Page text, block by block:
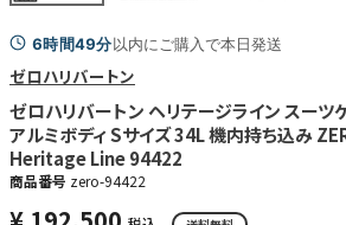
6時間48分以内にご購入で本日発送
ゼロハリバートン
ゼロハリバートン ヘリテージライン スーツ
アルミボディ Sサイズ 34L 機内持ち込み
Heritage Line 94422
商品番号 zero-94422